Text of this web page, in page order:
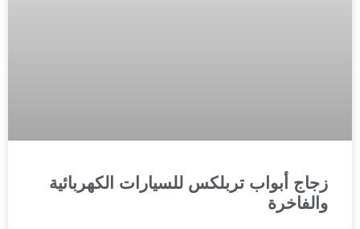
زجاج أبواب تربلكس للسيارات الكهربائية
والفاخرة